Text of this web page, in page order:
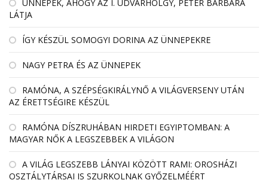
ÜNNEPEK, AHOGY AZ I. UDVARHÖLGY, PÉTER BARBARA
LÁTJA
ÍGY KÉSZÜL SOMOGYI DORINA AZ ÜNNEPEKRE
NAGY PETRA ÉS AZ ÜNNEPEK
RAMÓNA, A SZÉPSÉGKIRÁLYNŐ A VILÁGVERSENY UTÁN
AZ ÉRETTSÉGIRE KÉSZÜL
RAMÓNA DÍSZRUHÁBAN HIRDETI EGYIPTOMBAN: A
MAGYAR NŐK A LEGSZEBBEK A VILÁGON
A VILÁG LEGSZEBB LÁNYAI KÖZÖTT RAMI: OROSHÁZI
OSZTÁLYTÁRSAI IS SZURKOLNAK GYŐZELMÉÉRT